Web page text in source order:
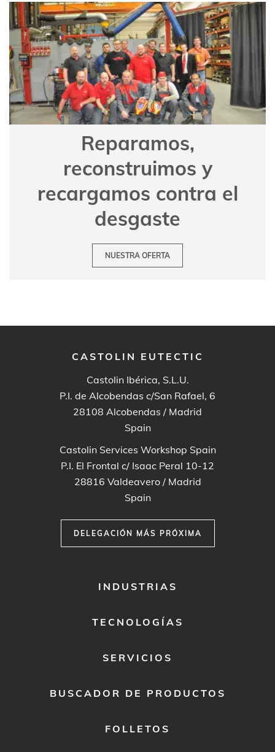
Reparamos,
reconstruimos y
recargamos contra el
desgaste
NUESTRA OFERTA
CASTOLIN EUTECTIC
Castolin Ibérica, S.L.U.
P.I. de Alcobendas c/San Rafael, 6
28108 Alcobendas / Madrid
Spain
Castolin Services Workshop Spain
P.I. El Frontal c/ Isaac Peral 10-12
28816 Valdeavero / Madrid
Spain
DELEGACIÓN MÁS PRÓXIMA
INDUSTRIAS
TECNOLOGÍAS
SERVICIOS
BUSCADOR DE PRODUCTOS
FOLLETOS